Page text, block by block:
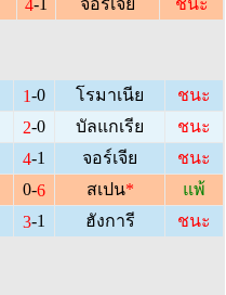
4-1 จอร์เจีย ชนะ
1-0 โรมาเนีย
ชนะ
2-0 บัลแกเรีย
ชนะ
4-1 จอร์เจีย
ชนะ
0-6 สเปน*
แพ้
3-1 ฮังการี ชนะ